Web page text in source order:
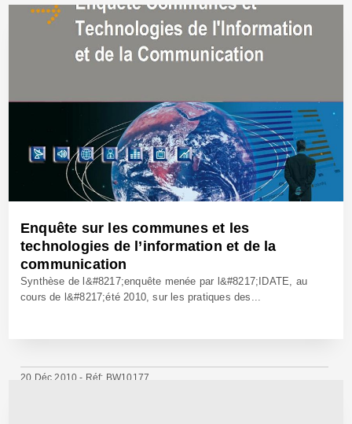
28 Avr 2015 - Réf: CW13397
Enquête sur les communes et les
technologies de l’information et de la
communication
Synthèse de l&#8217;enquête menée par l&#8217;IDATE, au
cours de l&#8217;été 2010, sur les pratiques des...
20 Déc 2010 - Réf: BW10177